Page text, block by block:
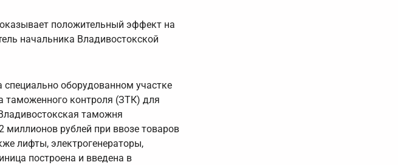
положительный эффект на
начальника Владивостокской
специально оборудованном участке
таможенного контроля (ЗТК) для
таможня
рублей при ввозе товаров
лифты, электрогенераторы,
построена и введена в